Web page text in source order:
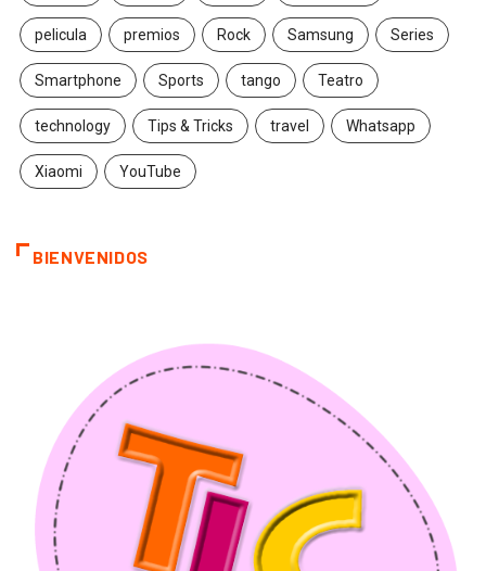
pelicula premios Rock Samsung Series
Smartphone Sports tango Teatro
technology Tips & Tricks travel Whatsapp
Xiaomi YouTube
BIENVENIDOS